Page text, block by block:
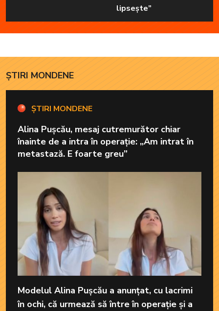
lipsește”
ȘTIRI MONDENE
ȘTIRI MONDENE
Alina Pușcău, mesaj cutremurător chiar
înainte de a intra în operație: „Am intrat în
metastază. E foarte greu”
Modelul Alina Pușcău a anunțat, cu lacrimi
în ochi, că urmează să între în operație și a